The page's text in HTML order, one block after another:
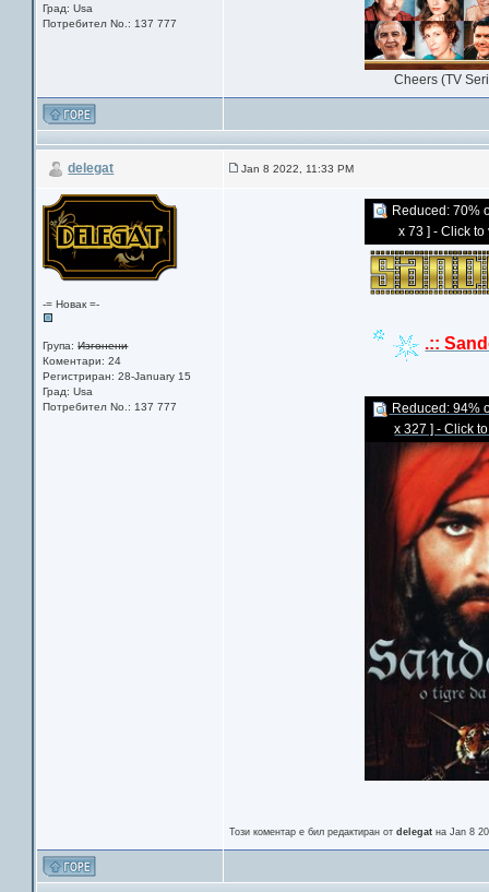
Град: Usa
Потребител No.: 137 777
Cheers (TV
delegat Jan 8 2022, 11:33 PM
-= Новак =-
Група:Изгонени
Коментари: 24
Регистриран: 28-January 15
Град: Usa
Потребител No.: 137 777
Reduced: 70%
x 73 ] - Click
.::
Reduced: 94%
x 327 ] - Click
Този коментар е бил редактиран отdelegat на Jan 8